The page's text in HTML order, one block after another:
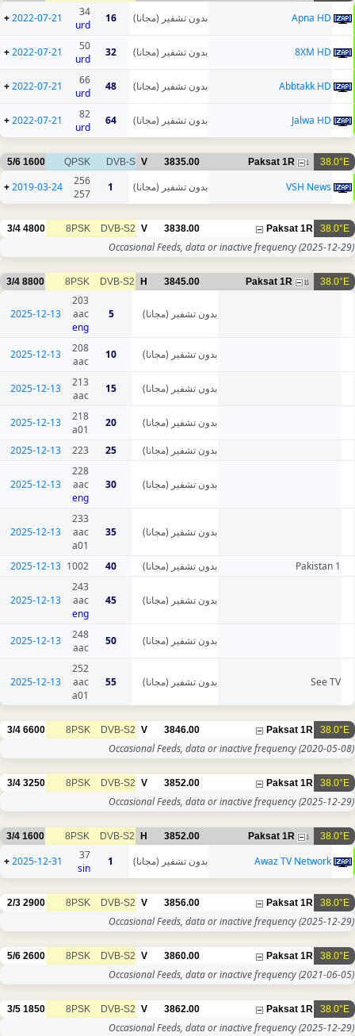
Apna HD بدون تشفير (مجانا) 16
34
urd
2022-07-21
+
8XM HD بدون تشفير (مجانا) 32
50
urd
2022-07-21
+
Abbtakk HD بدون تشفير (مجانا) 48
66
urd
2022-07-21
+
Jalwa HD بدون تشفير (مجانا) 64
82
urd
2022-07-21
+
38.0°E
Paksat 1R 1
3835.00
V
DVB-S
QPSK
1600
5/6
VSH News بدون تشفير (مجانا) 1
256
257
2019-03-24
+
38.0°E
Paksat 1R
3838.00
V
DVB-S2
8PSK
4800
3/4
Occasional Feeds, data or inactive frequency(2025-12-29)
38.0°E
Paksat 1R 11
3845.00
H
DVB-S2
8PSK
8800
3/4
بدون تشفير (مجانا) 5
203
aac
eng
2025-12-13
بدون تشفير (مجانا) 10
208
aac
2025-12-13
بدون تشفير (مجانا) 15
213
aac
2025-12-13
بدون تشفير (مجانا) 20
218
a01
2025-12-13
بدون تشفير (مجانا) 25
223
2025-12-13
بدون تشفير (مجانا) 30
228
aac
eng
2025-12-13
بدون تشفير (مجانا) 35
233
aac
a01
2025-12-13
Pakistan 1 بدون تشفير (مجانا) 40
1002
2025-12-13
بدون تشفير (مجانا) 45
243
aac
eng
2025-12-13
بدون تشفير (مجانا) 50
248
aac
2025-12-13
See TV بدون تشفير (مجانا) 55
252
aac
a01
2025-12-13
38.0°E
Paksat 1R
3846.00
V
DVB-S2
8PSK
6600
3/4
Occasional Feeds, data or inactive frequency(2020-05-08)
38.0°E
Paksat 1R
3852.00
V
DVB-S2
8PSK
3250
3/4
Occasional Feeds, data or inactive frequency(2025-12-29)
38.0°E
Paksat 1R 1
3852.00
H
DVB-S2
8PSK
1600
3/4
Awaz TV Network بدون تشفير (مجانا) 1
37
sin
2025-12-31
+
38.0°E
Paksat 1R
3856.00
V
DVB-S2
8PSK
2900
2/3
Occasional Feeds, data or inactive frequency(2025-12-29)
38.0°E
Paksat 1R
3860.00
V
DVB-S2
8PSK
2600
5/6
Occasional Feeds, data or inactive frequency(2021-06-05)
38.0°E
Paksat 1R
3862.00
V
DVB-S2
8PSK
1850
3/5
Occasional Feeds, data or inactive frequency(2025-12-29)